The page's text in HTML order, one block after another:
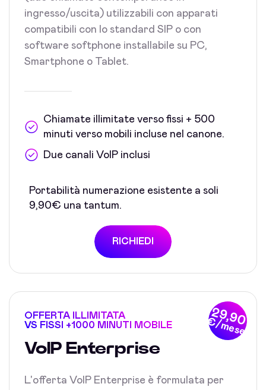
ingresso/uscita) utilizzabili con apparati
compatibili con lo standard SIP o con
software softphone installabile su PC,
Smartphone o Tablet.
Chiamate illimitate verso fissi + 500
minuti verso mobili incluse nel canone.
Due canali VoIP inclusi
Portabilità numerazione esistente a soli
9,90€ una tantum.
RICHIEDI
29,90
€/mese
OFFERTA ILLIMITATA
VS FISSI +1000 MINUTI MOBILE
VoIP Enterprise
L'offerta VoIP Enterprise è formulata per